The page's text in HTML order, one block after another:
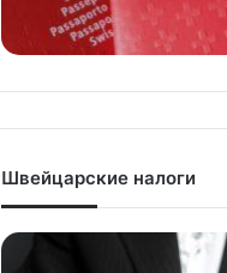
Швейцарские налоги